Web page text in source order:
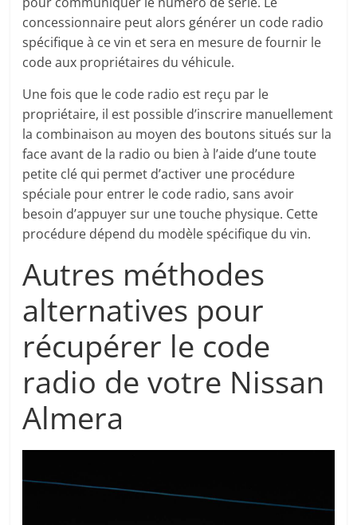
concessionnaire peut alors générer un code radio
spécifique à ce vin et sera en mesure de fournir le
code aux propriétaires du véhicule.
Une fois que le code radio est reçu par le
propriétaire, il est possible d’inscrire manuellement
la combinaison au moyen des boutons situés sur la
face avant de la radio ou bien à l’aide d’une toute
petite clé qui permet d’activer une procédure
spéciale pour entrer le code radio, sans avoir
besoin d’appuyer sur une touche physique. Cette
procédure dépend du modèle spécifique du vin.
Autres méthodes
alternatives pour
récupérer le code
radio de votre Nissan
Almera